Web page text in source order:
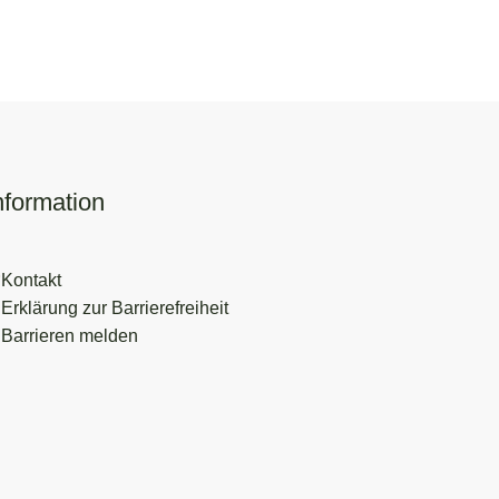
Kontakt
Erklärung zur Barrierefreiheit
Barrieren melden